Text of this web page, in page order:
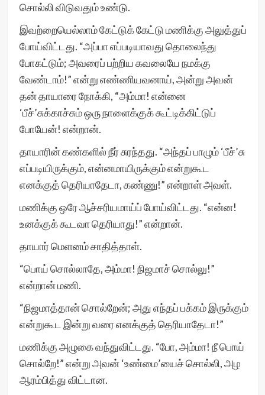
சொல்லி விடுவதும் உண்டு.
இவற்றையெல்லாம் கேட்டுக் கேட்டு மணிக்கு அலுத்துப்
போய்விட்டது. “அப்பா எப்படியாவது தொலைந்து
போகட்டும்; அவரைப் பற்றிய கவலையே நமக்கு
வேண்டாம்!” என்று எண்ணியவனாய், அன்று அவன்
தன் தாயாரை நோக்கி, “அம்மா! என்னை
‘பீச்’சுக்காச்சும் ஒரு நாளைக்குக் கூட்டிக்கிட்டுப்
போயேன்! என்றான்.
தாயாரின் கண்களில் நீர் சுரந்தது. “அந்தப் பாழும் ‘பீச்’சு
எப்படியிருக்கும், என்னமாயிருக்கும் என்றுகூட
எனக்குத் தெரியாதேடா, கண்ணு!” என்றாள் அவள்.
மணிக்கு ஒரே ஆச்சரியமாய்ப் போய்விட்டது. “என்ன!
உனக்குக் கூடவா தெரியாது!” என்றான்.
தாயார் மெளனம் சாதித்தாள்.
“பொய் சொல்லாதே, அம்மா! நிஜமாச் சொல்லு!”
என்றான் மணி.
“நிஜமாத்தான் சொல்றேன்; அது எந்தப் பக்கம் இருக்கும்
என்றுகூட இன்று வரை எனக்குத் தெரியாதேடா!”
மணிக்கு அழுகை வந்துவிட்டது. “போ, அம்மா! நீ பொய்
சொல்றே!” என்று அவன் ‘உண்மை’யைச் சொல்லி, அழ
ஆரம்பித்து விட்டான.